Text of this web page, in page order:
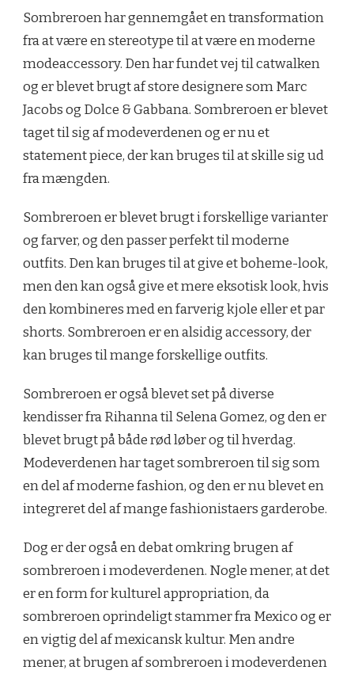
Sombreroen har gennemgået en transformation
fra at være en stereotype til at være en moderne
modeaccessory. Den har fundet vej til catwalken
og er blevet brugt af store designere som Marc
Jacobs og Dolce & Gabbana. Sombreroen er blevet
taget til sig af modeverdenen og er nu et
statement piece, der kan bruges til at skille sig ud
fra mængden.
Sombreroen er blevet brugt i forskellige varianter
og farver, og den passer perfekt til moderne
outfits. Den kan bruges til at give et boheme-look,
men den kan også give et mere eksotisk look, hvis
den kombineres med en farverig kjole eller et par
shorts. Sombreroen er en alsidig accessory, der
kan bruges til mange forskellige outfits.
Sombreroen er også blevet set på diverse
kendisser fra Rihanna til Selena Gomez, og den er
blevet brugt på både rød løber og til hverdag.
Modeverdenen har taget sombreroen til sig som
en del af moderne fashion, og den er nu blevet en
integreret del af mange fashionistaers garderobe.
Dog er der også en debat omkring brugen af
sombreroen i modeverdenen. Nogle mener, at det
er en form for kulturel appropriation, da
sombreroen oprindeligt stammer fra Mexico og er
en vigtig del af mexicansk kultur. Men andre
mener, at brugen af sombreroen i modeverdenen